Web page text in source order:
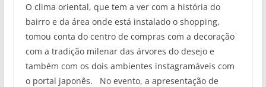
O clima oriental, que tem a ver com a história do
bairro e da área onde está instalado o shopping,
tomou conta do centro de compras com a decoração
com a tradição milenar das árvores do desejo e
também com os dois ambientes instagramáveis com
o portal japonês. No evento, a apresentação de